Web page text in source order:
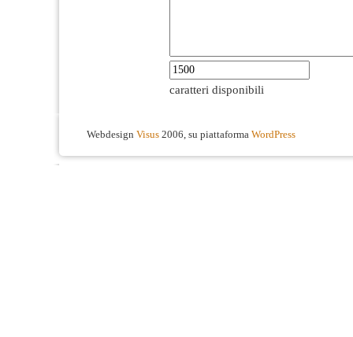
caratteri disponibili
Webdesign Visus 2006, su piattaforma WordPress